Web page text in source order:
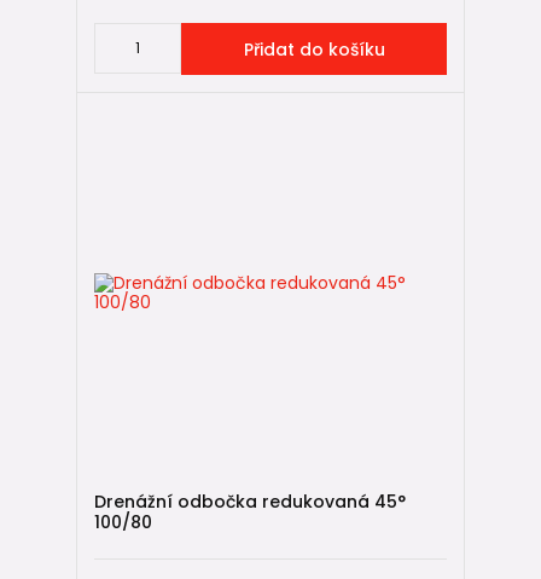
Přidat do košíku
Drenážní odbočka redukovaná 45°
100/80